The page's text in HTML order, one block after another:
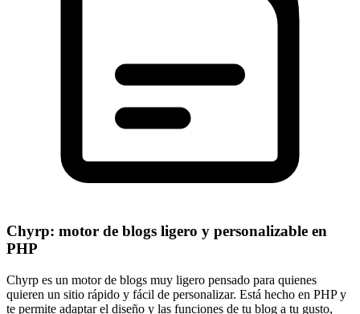
Chyrp: motor de blogs ligero y personalizable en
PHP
Chyrp es un motor de blogs muy ligero pensado para quienes
quieren un sitio rápido y fácil de personalizar. Está hecho en PHP y
te permite adaptar el diseño y las funciones de tu blog a tu gusto,